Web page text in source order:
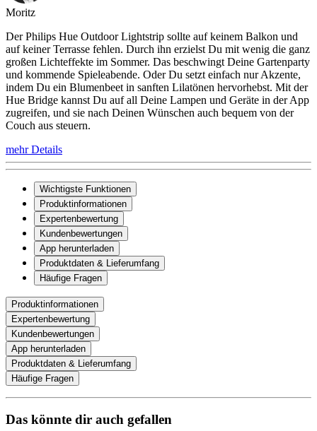
Moritz
Der Philips Hue Outdoor Lightstrip sollte auf keinem Balkon und
auf keiner Terrasse fehlen. Durch ihn erzielst Du mit wenig die ganz
großen Lichteffekte im Sommer. Das beschwingt Deine Gartenparty
und kommende Spieleabende. Oder Du setzt einfach nur Akzente,
indem Du ein Blumenbeet in sanften Lilatönen hervorhebst. Mit der
Hue Bridge kannst Du auf all Deine Lampen und Geräte in der App
zugreifen, und sie nach Deinen Wünschen auch bequem von der
Couch aus steuern.
mehr Details
Wichtigste Funktionen
Produktinformationen
Expertenbewertung
Kundenbewertungen
App herunterladen
Produktdaten & Lieferumfang
Häufige Fragen
Produktinformationen
Expertenbewertung
Kundenbewertungen
App herunterladen
Produktdaten & Lieferumfang
Häufige Fragen
Das könnte dir auch gefallen